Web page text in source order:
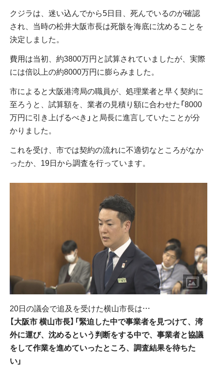
クジラは、迷い込んでから5日目、死んでいるのが確認
され、当時の松井大阪市長は死骸を海底に沈めることを
決定しました。
費用は当初、約3800万円と試算されていましたが、実際
には倍以上の約8000万円に膨らみました。
市によると大阪港湾局の職員が、処理業者と早く契約に
至ろうと、試算額を、業者の見積り額に合わせた「8000
万円に引き上げるべき」と局長に進言していたことが分
かりました。
これを受け、市では契約の流れに不適切なところがなか
ったか、19日から調査を行っています。
20日の議会で追及を受けた横山市長は…
【大阪市 横山市長】「緊迫した中で事業者を見つけて、湾
外に運び、沈めるという判断をする中で、事業者と協議
をして作業を進めていったところ、調査結果を待ちた
い」